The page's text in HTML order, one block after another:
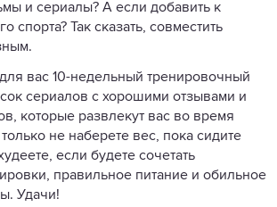
и сериалы? А если добавить к
спорта? Так сказать, совместить
вас 10-недельный тренировочный
сериалов с хорошими отзывами и
которые развлекут вас во время
не наберете вес, пока сидите
если будете сочетать
правильное питание и обильное
Удачи!